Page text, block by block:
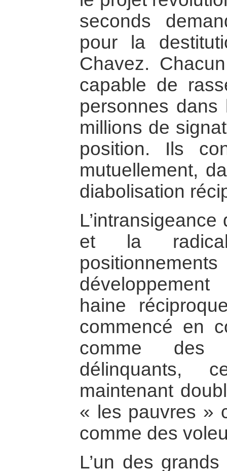
seconds
pour la
Chavez.
capable de
personnes
millions de
position. Ils
mutuellement,
diabolisation
et la
haine
commencé en
comme
délinquants,
maintenant
« les pauvres »
comme des
L’un des